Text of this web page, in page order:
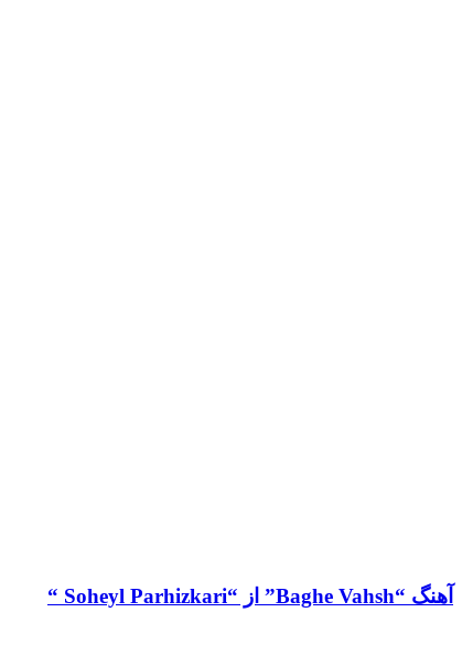
آهنگ “Baghe Vahsh” از “Soheyl Parhizkari “